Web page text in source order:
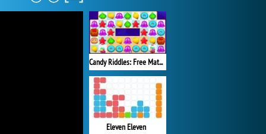
Candy Riddles: Free Match 3 Puzzle
Eleven Eleven